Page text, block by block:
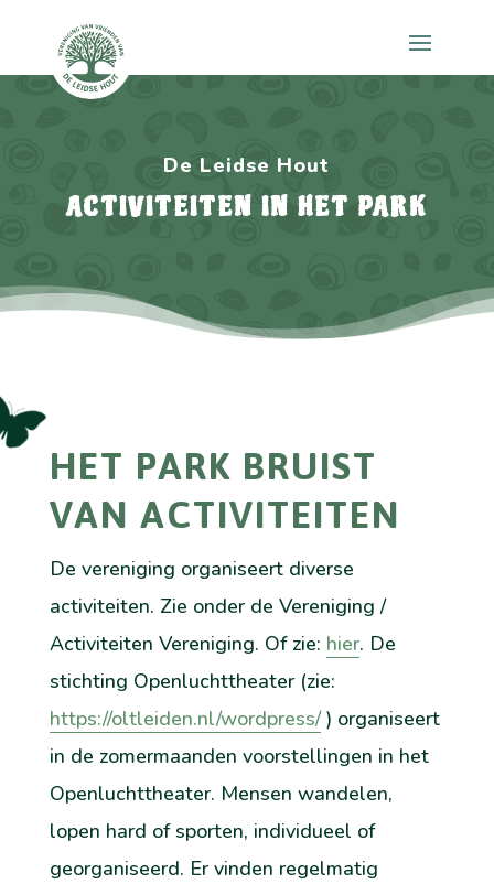
De Leidse Hout
ACTIVITEITEN IN HET PARK
HET PARK BRUIST
VAN ACTIVITEITEN
De vereniging organiseert diverse
activiteiten. Zie onder de Vereniging /
Activiteiten Vereniging. Of zie: hier. De
stichting Openluchttheater (zie:
https://oltleiden.nl/wordpress/) organiseert
in de zomermaanden voorstellingen in het
Openluchttheater. Mensen wandelen,
lopen hard of sporten, individueel of
georganiseerd. Er vinden regelmatig